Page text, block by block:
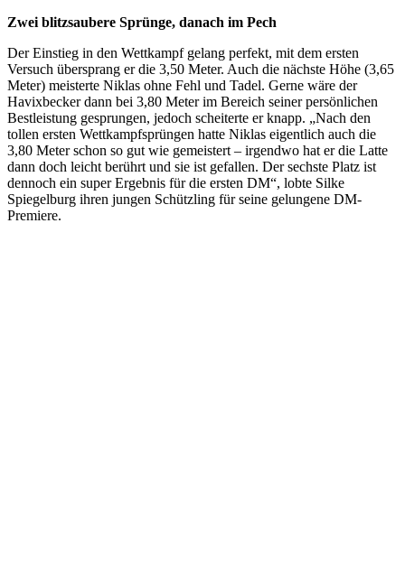
Zwei blitzsaubere Sprünge, danach im Pech
Der Einstieg in den Wettkampf gelang perfekt, mit dem ersten
Versuch übersprang er die 3,50 Meter. Auch die nächste Höhe (3,65
Meter) meisterte Niklas ohne Fehl und Tadel. Gerne wäre der
Havixbecker dann bei 3,80 Meter im Bereich seiner persönlichen
Bestleistung gesprungen, jedoch scheiterte er knapp. „Nach den
tollen ersten Wettkampfsprüngen hatte Niklas eigentlich auch die
3,80 Meter schon so gut wie gemeistert – irgendwo hat er die Latte
dann doch leicht berührt und sie ist gefallen. Der sechste Platz ist
dennoch ein super Ergebnis für die ersten DM“, lobte Silke
Spiegelburg ihren jungen Schützling für seine gelungene DM-
Premiere.